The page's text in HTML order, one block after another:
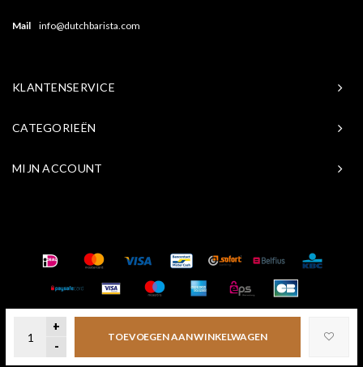
+
-
TOEVOEGEN AAN WINKELWAGEN
Mail info@dutchbarista.com
KLANTENSERVICE
CATEGORIEËN
MIJN ACCOUNT